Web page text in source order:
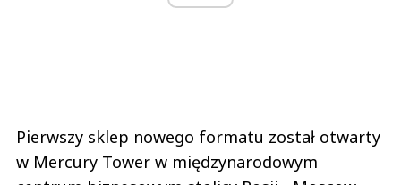
Pierwszy sklep nowego formatu został otwarty
w Mercury Tower w międzynarodowym